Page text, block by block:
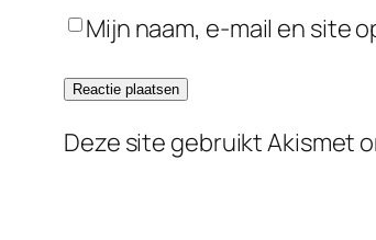
Mijn naam, e-mail en site
Deze site gebruikt Akismet